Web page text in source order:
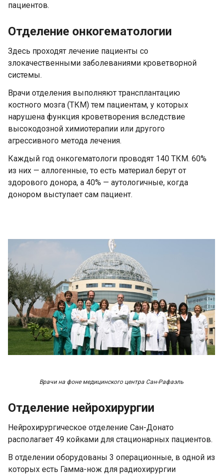
пациентов.
Отделение онкогематологии
Здесь проходят лечение пациенты со
злокачественными заболеваниями кроветворной
системы.
Врачи отделения выполняют трансплантацию
костного мозга (ТКМ) тем пациентам, у которых
нарушена функция кроветворения вследствие
высокодозной химиотерапии или другого
агрессивного метода лечения.
Каждый год онкогематологи проводят 140 ТКМ. 60%
из них — аллогенные, то есть материал берут от
здорового донора, а 40% — аутологичные, когда
донором выступает сам пациент.
Врачи на фоне медицинского центра Сан-Рафаэль
Отделение нейрохирургии
Нейрохирургическое отделение Сан-Донато
располагает 49 койками для стационарных пациентов.
В отделении оборудованы 3 операционные, в одной из
которых есть Гамма-нож для радиохирургии